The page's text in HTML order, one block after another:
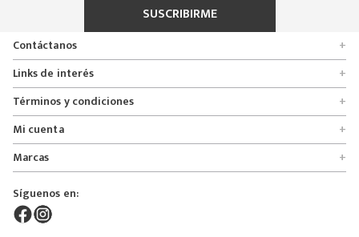
SUSCRIBIRME
Contáctanos
+
Encuentra tu tienda
Formulario de solicitudes
Servicio al cliente
Línea nacional 01 8000 112674
Bogotá 6767876
Calle 164# 21 - 53, Bogotá, Colombia
servicioalcliente@mybosi.com
NIT: 860.520.243-4
Links de interés +
Quienes somos
Políticas de entrega, cambio y devolución
Políticas de privacidad
Preguntas frecuentes
Glosario
Derecho de retracto
Superintendencia de instrudria y comercio
Términos y condiciones +
Promociones
Crédito Addi
Bono regalo
Mi cuenta +
Rastrear mi pedido
Lista de deseos
Pedidos
Marcas +
Bosi
Bambino
ADT Motowear
Síguenos en: